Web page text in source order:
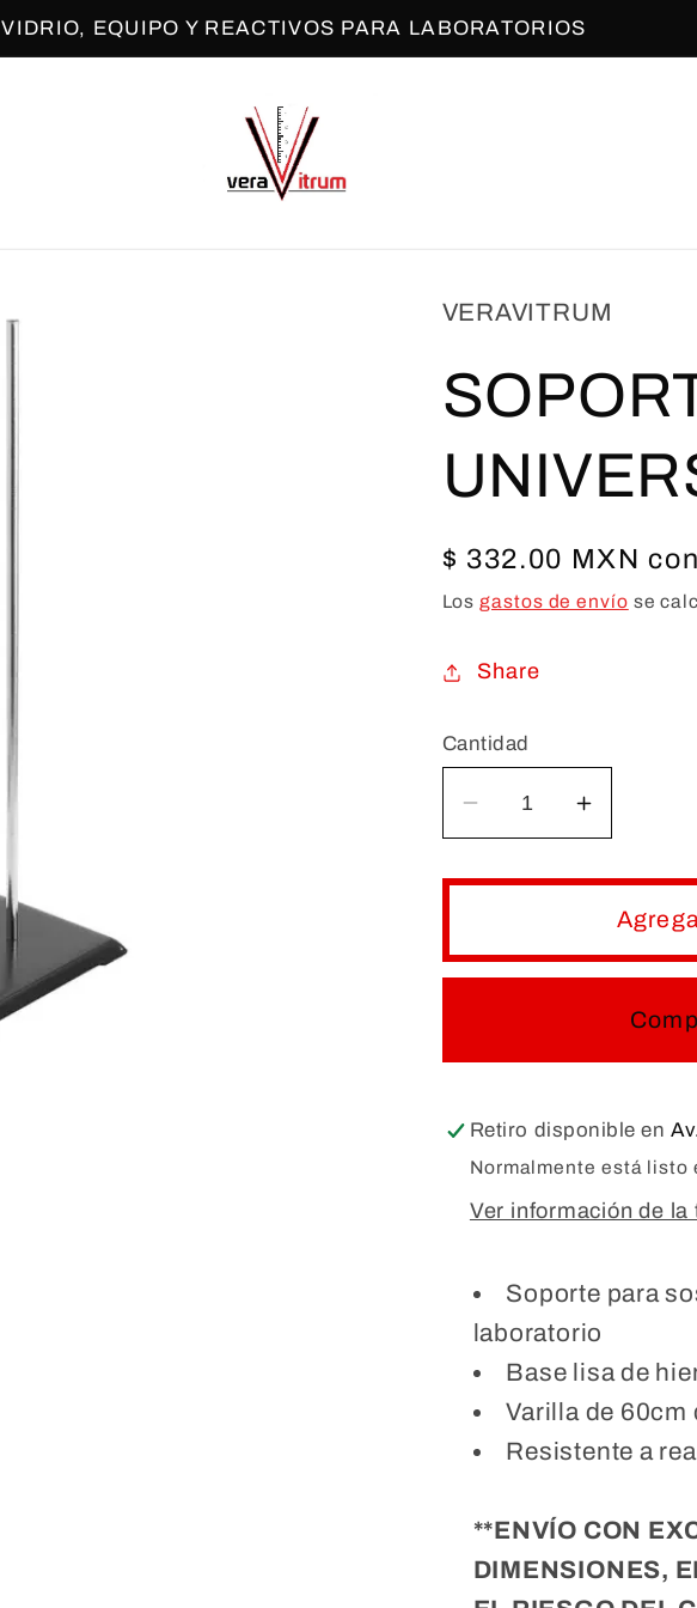
VIDRIO, EQUIPO Y REACTIVOS PARA LABORATORIOS
VERAVITRUM
Precio
habitual
$ 332.00 MXN
Losgastos de envío se
Share
Cantidad
Reducir
cantidad
para
Aumentar
cantidad
para
Retiro disponible en
Normalmente está listo
Ver información de la
Soporte para
laboratorio
Base lisa de
Varilla de 60cm
Resistente a
**ENVÍO CON
DIMENSIONES,